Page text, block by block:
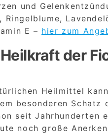
und
Ringelblume,
E – hier zum
der
Heilmittel
besonderen Schatz
seit Jahrhunderten
noch große